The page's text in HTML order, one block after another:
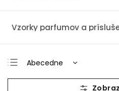
Vzorky parfumov a
Abecedne
Najlacnejšie